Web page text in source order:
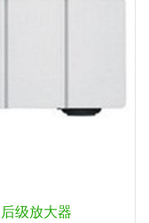
级放大器